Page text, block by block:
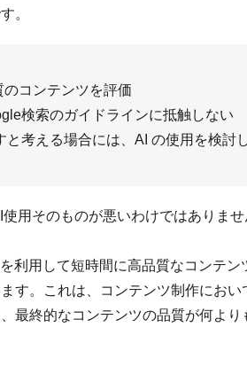
。
コンテンツを評価
検索のガイドラインに抵触しない
と考える場合には、AI の使用を検討
用そのものが悪いわけではありませ
利用して短時間に高品質なコンテ
す。これは、コンテンツ制作にお
最終的なコンテンツの品質が何より